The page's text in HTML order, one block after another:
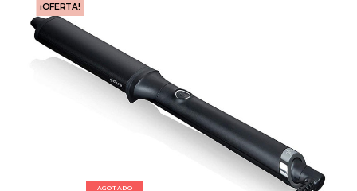
AGOTADO
¡OFERTA!